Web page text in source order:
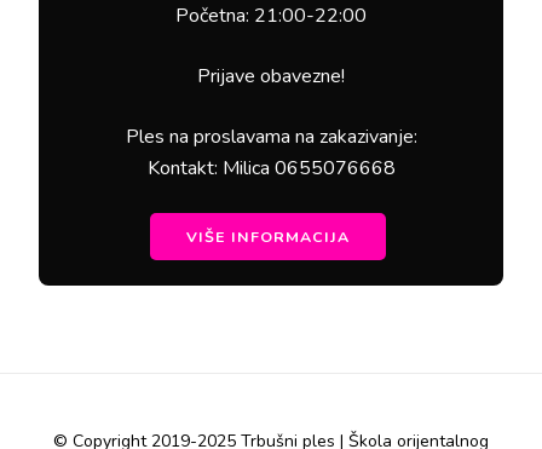
Početna: 21:00-22:00
Prijave obavezne!
Ples na proslavama na zakazivanje:
Kontakt: Milica 0655076668
VIŠE INFORMACIJA
© Copyright 2019-2025 Trbušni ples | Škola orijentalnog